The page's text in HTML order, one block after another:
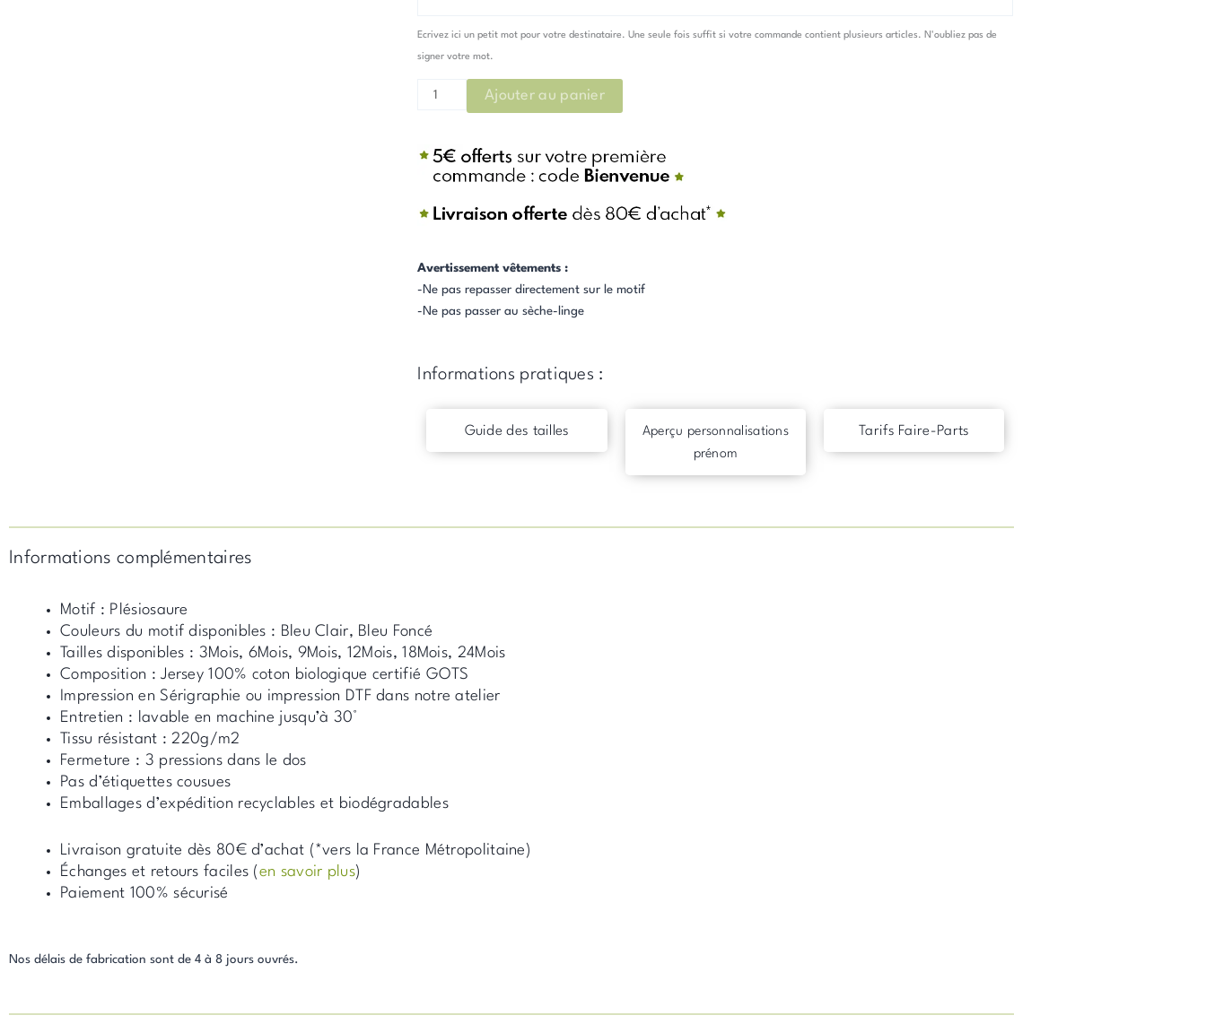
Ecrivez ici un petit mot pour votre destinataire. Une seule fois suffit si votre commande contient plusieurs articles. N'oubliez pas de
signer votre mot.
Ajouter au panier
Avertissement vêtements :
-Ne pas repasser directement sur le motif
-Ne pas passer au sèche-linge
Informations pratiques :
Guide des tailles
Aperçu personnalisations
prénom
Tarifs Faire-Parts
Informations complémentaires
Motif : Plésiosaure
Couleurs du motif disponibles : Bleu Clair, Bleu Foncé
Tailles disponibles : 3Mois, 6Mois, 9Mois, 12Mois, 18Mois, 24Mois
Composition : Jersey 100% coton biologique certifié GOTS
Impression en Sérigraphie ou impression DTF dans notre atelier
Entretien : lavable en machine jusqu’à 30°
Tissu résistant : 220g/m2
Fermeture : 3 pressions dans le dos
Pas d’étiquettes cousues
Emballages d’expédition recyclables et biodégradables
Livraison gratuite dès 80€ d’achat (*vers la France Métropolitaine)
Échanges et retours faciles ( en savoir plus)
Paiement 100% sécurisé
Nos délais de fabrication sont de 4 à 8 jours ouvrés.